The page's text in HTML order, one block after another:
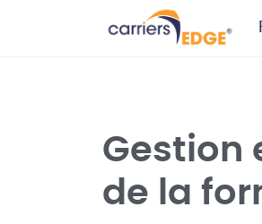
Gestion
de la